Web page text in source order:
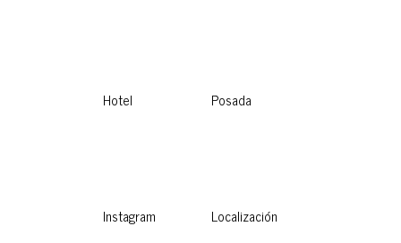
Hotel Posada
Instagram Localización